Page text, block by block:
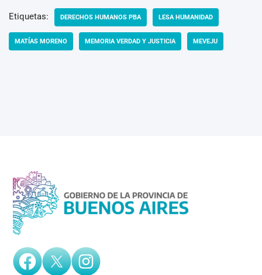
Etiquetas: DERECHOS HUMANOS PBA LESA HUMANIDAD
MATÍAS MORENO MEMORIA VERDAD Y JUSTICIA MEVEJU